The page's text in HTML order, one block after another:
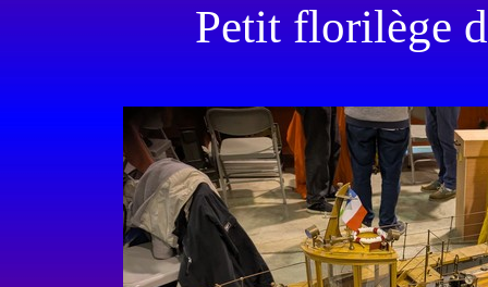
Petit florilège